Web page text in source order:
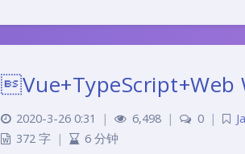
Vue+TypeScript+Web
2020-3-26 0:31 | 6,498 | 0 |
372 字 | 6 分钟